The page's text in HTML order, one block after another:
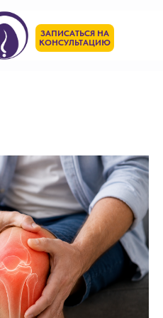
ЗАПИСАТЬСЯ НА
КОНСУЛЬТАЦИЮ